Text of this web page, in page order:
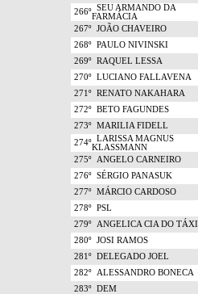
266º SEU ARMANDO DA
FARMÁCIA
267º JOÃO CHAVEIRO
268º PAULO NIVINSKI
269º RAQUEL LESSA
270º LUCIANO FALLAVENA
271º RENATO NAKAHARA
272º BETO FAGUNDES
273º MARILIA FIDELL
274º LARISSA MAGNUS
KLASSMANN
275º ANGELO CARNEIRO
276º SÉRGIO PANASUK
277º MÁRCIO CARDOSO
278º PSL
279º ANGELICA CIA DO TÁXI
280º JOSI RAMOS
281º DELEGADO JOEL
282º ALESSANDRO BONECA
283º DEM